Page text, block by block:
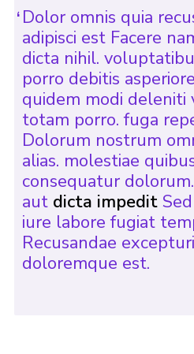
Dolor omnis quia
adipisci est Facere
dicta nihil.
porro debitis
quidem modi
totam porro. fuga
Dolorum nostrum
alias. molestiae
consequatur
aut dicta impedit
iure labore fugiat
Recusandae
doloremque est.